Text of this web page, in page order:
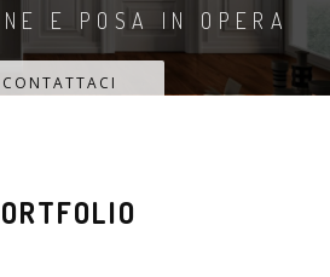
E POSA IN OPERA
CONTATTACI